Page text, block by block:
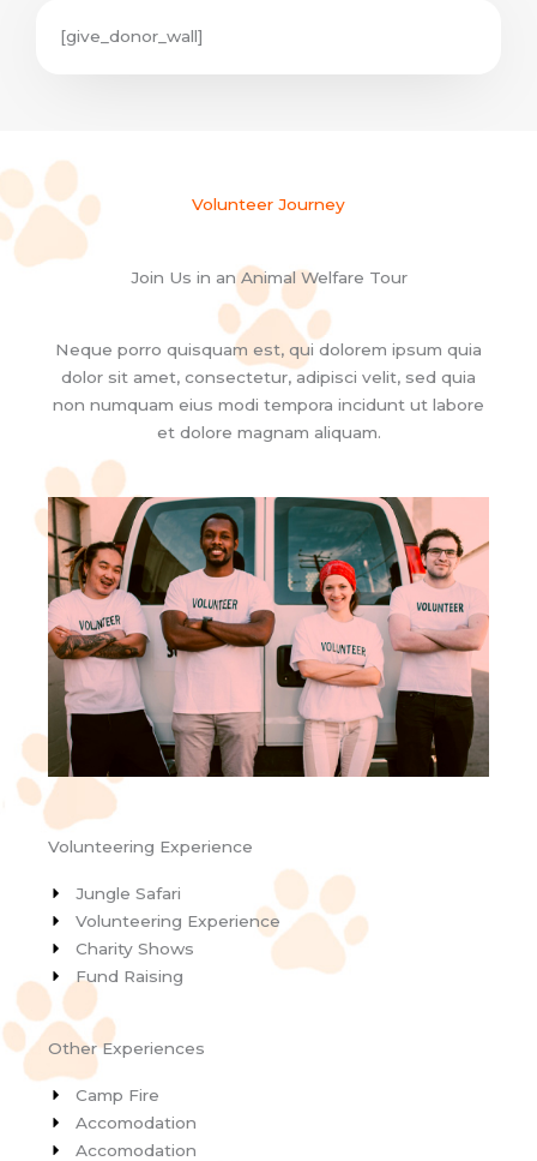
[give_donor_wall]
Volunteer Journey
Join Us in an Animal Welfare Tour
Neque porro quisquam est, qui dolorem ipsum quia
dolor sit amet, consectetur, adipisci velit, sed quia
non numquam eius modi tempora incidunt ut labore
et dolore magnam aliquam.
Volunteering Experience
Jungle Safari
Volunteering Experience
Charity Shows
Fund Raising
Other Experiences
Camp Fire
Accomodation
Accomodation